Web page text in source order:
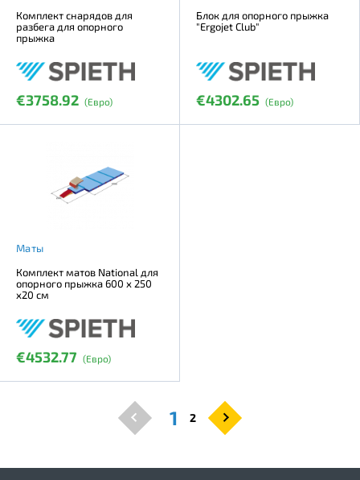
Комплект снарядов для
разбега для опорного
прыжка
€3758.92 (Евро)
Блок для опорного прыжка
"Ergojet Club"
€4302.65 (Евро)
Маты
Комплект матов National для
опорного прыжка 600 х 250
х20 см
€4532.77 (Евро)
1 2